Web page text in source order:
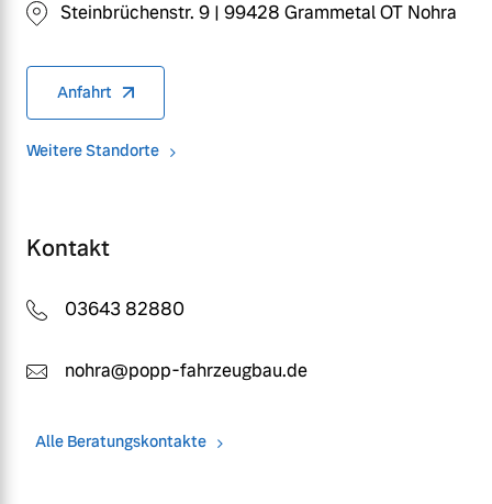
Steinbrüchenstr. 9 | 99428 Grammetal OT Nohra
Anfahrt
Weitere Standorte
Kontakt
03643 82880
nohra@popp-fahrzeugbau.de
Alle Beratungskontakte